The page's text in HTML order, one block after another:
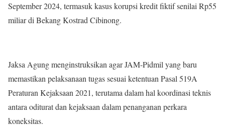
September 2024, termasuk kasus korupsi kredit fiktif senilai Rp55
miliar di Bekang Kostrad Cibinong.
Jaksa Agung menginstruksikan agar JAM-Pidmil yang baru
memastikan pelaksanaan tugas sesuai ketentuan Pasal 519A
Peraturan Kejaksaan 2021, terutama dalam hal koordinasi teknis
antara oditurat dan kejaksaan dalam penanganan perkara
koneksitas.